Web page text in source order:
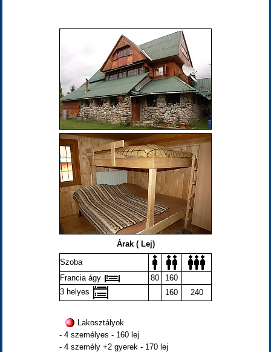
Árak ( Lej)
Szoba
Francia ágy
80
160
3 helyes
160 240
Lakosztályok
- 4 személyes - 160 lej
- 4 személy +2 gyerek - 170 lej